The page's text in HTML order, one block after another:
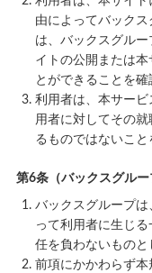
由によってバック
は、バックスグル
イトの公開または
とができることを確
利用者は、本サービ
用者に対してその
るものではないこと
第6条（バックスグルー
バックスグループは
って利用者に生じ
任を負わないものと
前項にかかわらず